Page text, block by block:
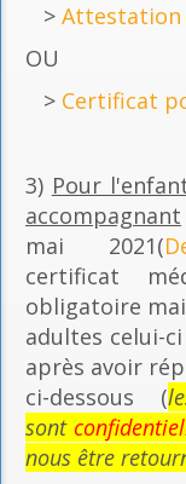
> Attestation
OU
> Certificat
3) Pour
accompagnant
mai 2021(
certificat
obligatoire
adultes celui-
après avoir
ci-dessous (
sont
nous être